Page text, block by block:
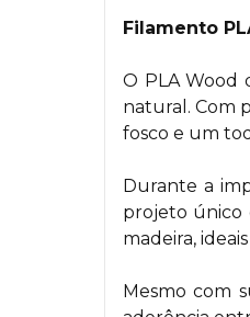
Filamento
O PLA Wood
natural. Com
fosco e um
Durante a
projeto único
madeira,
Mesmo com